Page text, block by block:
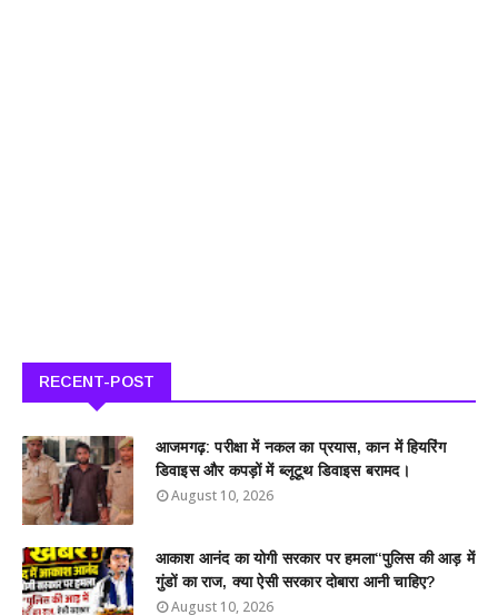
RECENT-POST
आजमगढ़: परीक्षा में नकल का प्रयास, कान में हियरिंग
डिवाइस और कपड़ों में ब्लूटूथ डिवाइस बरामद।
August 10, 2026
आकाश आनंद का योगी सरकार पर हमला“पुलिस की आड़ में
गुंडों का राज, क्या ऐसी सरकार दोबारा आनी चाहिए?
August 10, 2026